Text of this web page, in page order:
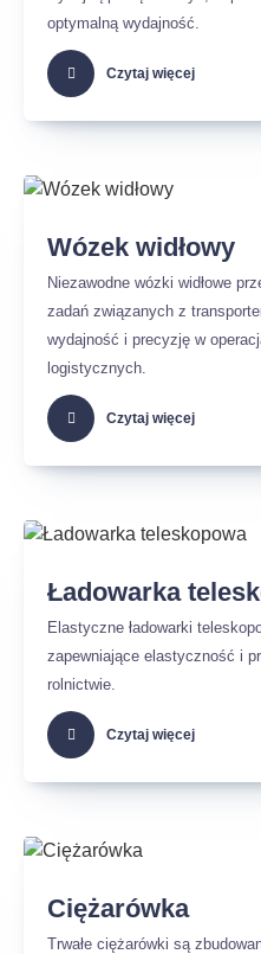
optymalną wydajność.
Czytaj więcej
Wózek widłowy
Niezawodne wózki widłowe
zadań związanych z
wydajność i precyzję w
logistycznych.
Czytaj więcej
Ładowarka
Elastyczne ładowarki
zapewniające elastyczność i
rolnictwie.
Czytaj więcej
Ciężarówka
Trwałe ciężarówki są